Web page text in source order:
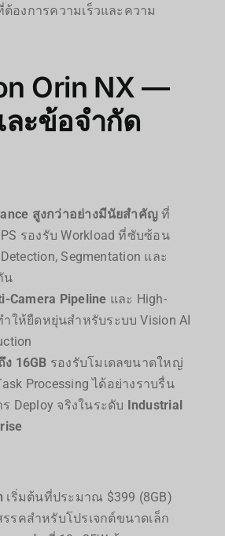
ต้องการความเร็วและความ
Orin NX —
ะข้อจำกัด
สูงกว่าอย่างมีนัยสำคัญ ที่
รองรับ Workload ที่ซับซ้อน
Segmentation และ
น
Camera Pipeline และ High-
ำให้ยืดหยุ่นสำหรับระบบ Vision AI
ง 16GB รองรับโมเดลขนาดใหญ่
Processing ได้อย่างราบรื่น
Deploy จริงในระดับ Industrial
เริ่มต้นที่ประมาณ $399 (8GB)
รคสำหรับโปรเจกต์ขนาดเล็ก